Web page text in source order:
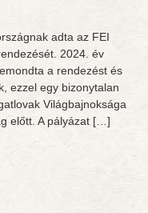
adta az FEI
2024. év
a rendezést és
ezzel egy bizonytalan
Világbajnoksága
előtt. A pályázat […]